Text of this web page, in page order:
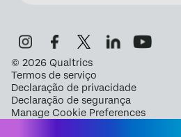
© 2026 Qualtrics
Termos de serviço
Declaração de privacidade
Declaração de segurança
Manage Cookie Preferences